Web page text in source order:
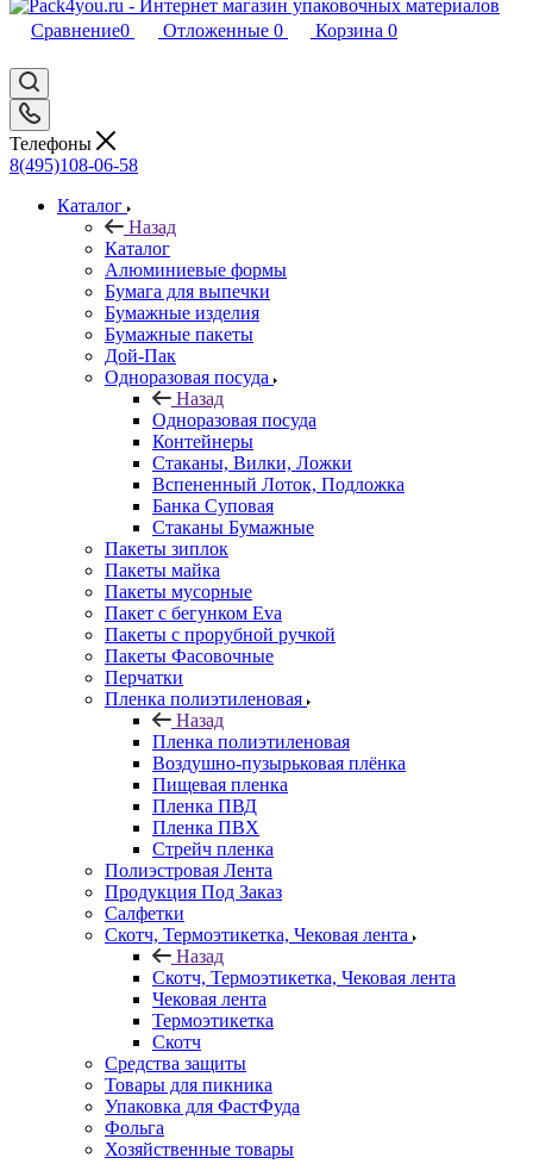
Сравнение0 Отложенные 0 Корзина 0
Телефоны
8(495)108-06-58
Каталог
Назад
Каталог
Алюминиевые формы
Бумага для выпечки
Бумажные изделия
Бумажные пакеты
Дой-Пак
Одноразовая посуда
Назад
Одноразовая посуда
Контейнеры
Стаканы, Вилки, Ложки
Вспененный Лоток, Подложка
Банка Суповая
Стаканы Бумажные
Пакеты зиплок
Пакеты майка
Пакеты мусорные
Пакет с бегунком Eva
Пакеты с прорубной ручкой
Пакеты Фасовочные
Перчатки
Пленка полиэтиленовая
Назад
Пленка полиэтиленовая
Воздушно-пузырьковая плёнка
Пищевая пленка
Пленка ПВД
Пленка ПВХ
Стрейч пленка
Полиэстровая Лента
Продукция Под Заказ
Салфетки
Скотч, Термоэтикетка, Чековая лента
Назад
Скотч, Термоэтикетка, Чековая лента
Чековая лента
Термоэтикетка
Скотч
Средства защиты
Товары для пикника
Упаковка для ФастФуда
Фольга
Хозяйственные товары